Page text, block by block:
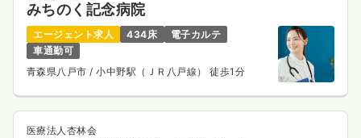
みちのく記念病院
エージェント求人 434床
電子カルテ
車通勤可
青森県八戸市/ 小中野駅（ＪＲ八戸線） 徒歩1分
医療法人杏林会